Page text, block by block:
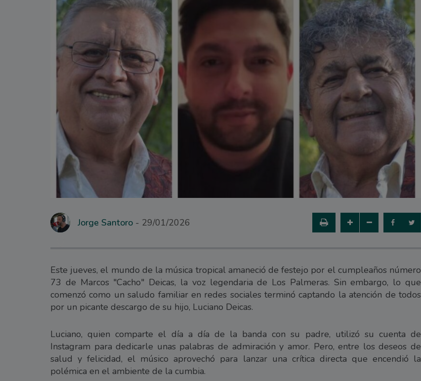
Jorge Santoro 29/01/2026
Este jueves, el mundo de la música tropical amaneció de festejo por el cumpleaños número
73 de Marcos "Cacho" Deicas, la voz legendaria de Los Palmeras. Sin embargo, lo que
comenzó como un saludo familiar en redes sociales terminó captando la atención de todos
por un picante descargo de su hijo, Luciano Deicas.
Luciano, quien comparte el día a día de la banda con su padre, utilizó su cuenta de
Instagram para dedicarle unas palabras de admiración y amor. Pero, entre los deseos de
salud y felicidad, el músico aprovechó para lanzar una crítica directa que encendió la
polémica en el ambiente de la cumbia.